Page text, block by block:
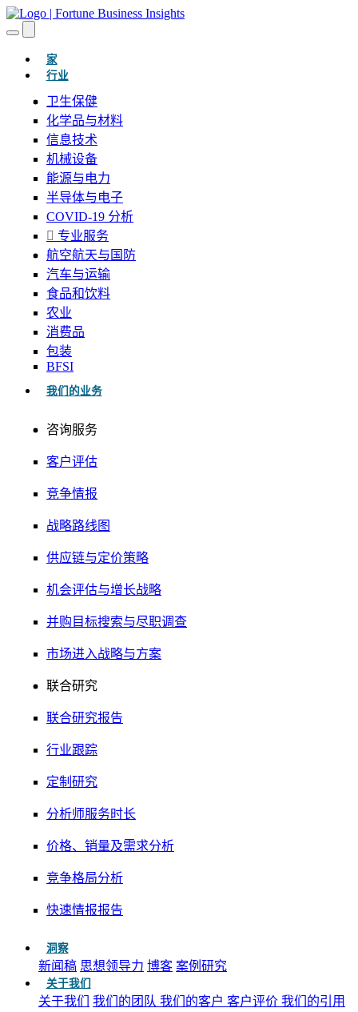
家(当前的)
行业
卫生保健
化学品与材料
信息技术
机械设备
能源与电力
半导体与电子
COVID-19 分析
专业服务
航空航天与国防
汽车与运输
食品和饮料
农业
消费品
包装
BFSI
我们的业务
咨询服务
客户评估
竞争情报
战略路线图
供应链与定价策略
机会评估与增长战略
并购目标搜索与尽职调查
市场进入战略与方案
联合研究
联合研究报告
行业跟踪
定制研究
分析师服务时长
价格、销量及需求分析
竞争格局分析
快速情报报告
洞察
新闻稿 思想领导力 博客 案例研究
关于我们
关于我们 我们的团队 我们的客户 客户评价 我们的引用